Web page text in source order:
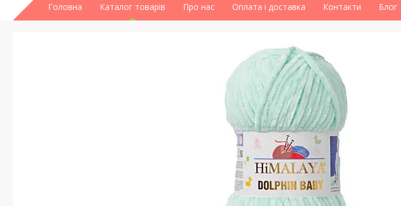
Головна Каталог товарів Про нас Оплата і доставка Контакти Блог